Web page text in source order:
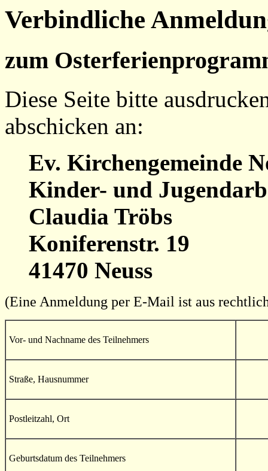
Verbindliche
zum
Diese Seite bitte
abschicken an:
Ev. Kirchengemeinde
Kinder- und
Claudia Tröbs
Koniferenstr. 19
41470 Neuss
(Eine Anmeldung per E-Mail ist aus
Vor- und Nachname des Teilnehmers
Straße, Hausnummer
Postleitzahl, Ort
Geburtsdatum des Teilnehmers